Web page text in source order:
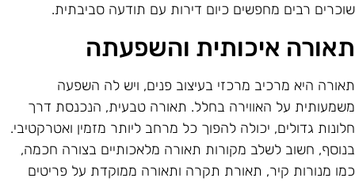
רבים מחפשים כיום דירות עם תודעה סביבתית.
איכותית והשפעתה
היא מרכיב מרכזי בעיצוב פנים, ויש לה השפעה
על האווירה בחלל. תאורה טבעית, הנכנסת דרך
גדולים, יכולה להפוך כל מרחב ליותר מזמין ואטרקטיבי.
חשוב לשלב מקורות תאורה מלאכותיים בצורה חכמה,
מנורות קיר, תאורת תקרה ותאורה ממוקדת על פריטים